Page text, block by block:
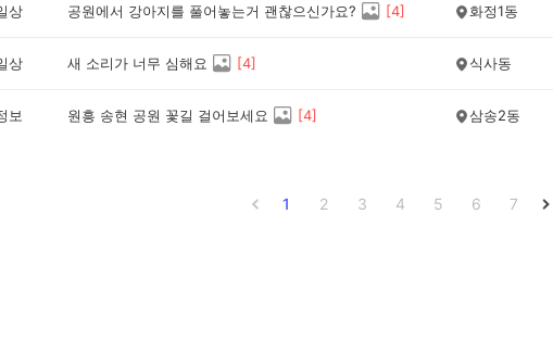
상 공원에서 강아지를 풀어놓는거 괜찮으신가요? [4] 화정1동
상 새 소리가 너무 심해요 [4] 식사동
보 원흥 송현 공원 꽃길 걸어보세요 [4] 삼송2동
1 2 3 4 5 6 7